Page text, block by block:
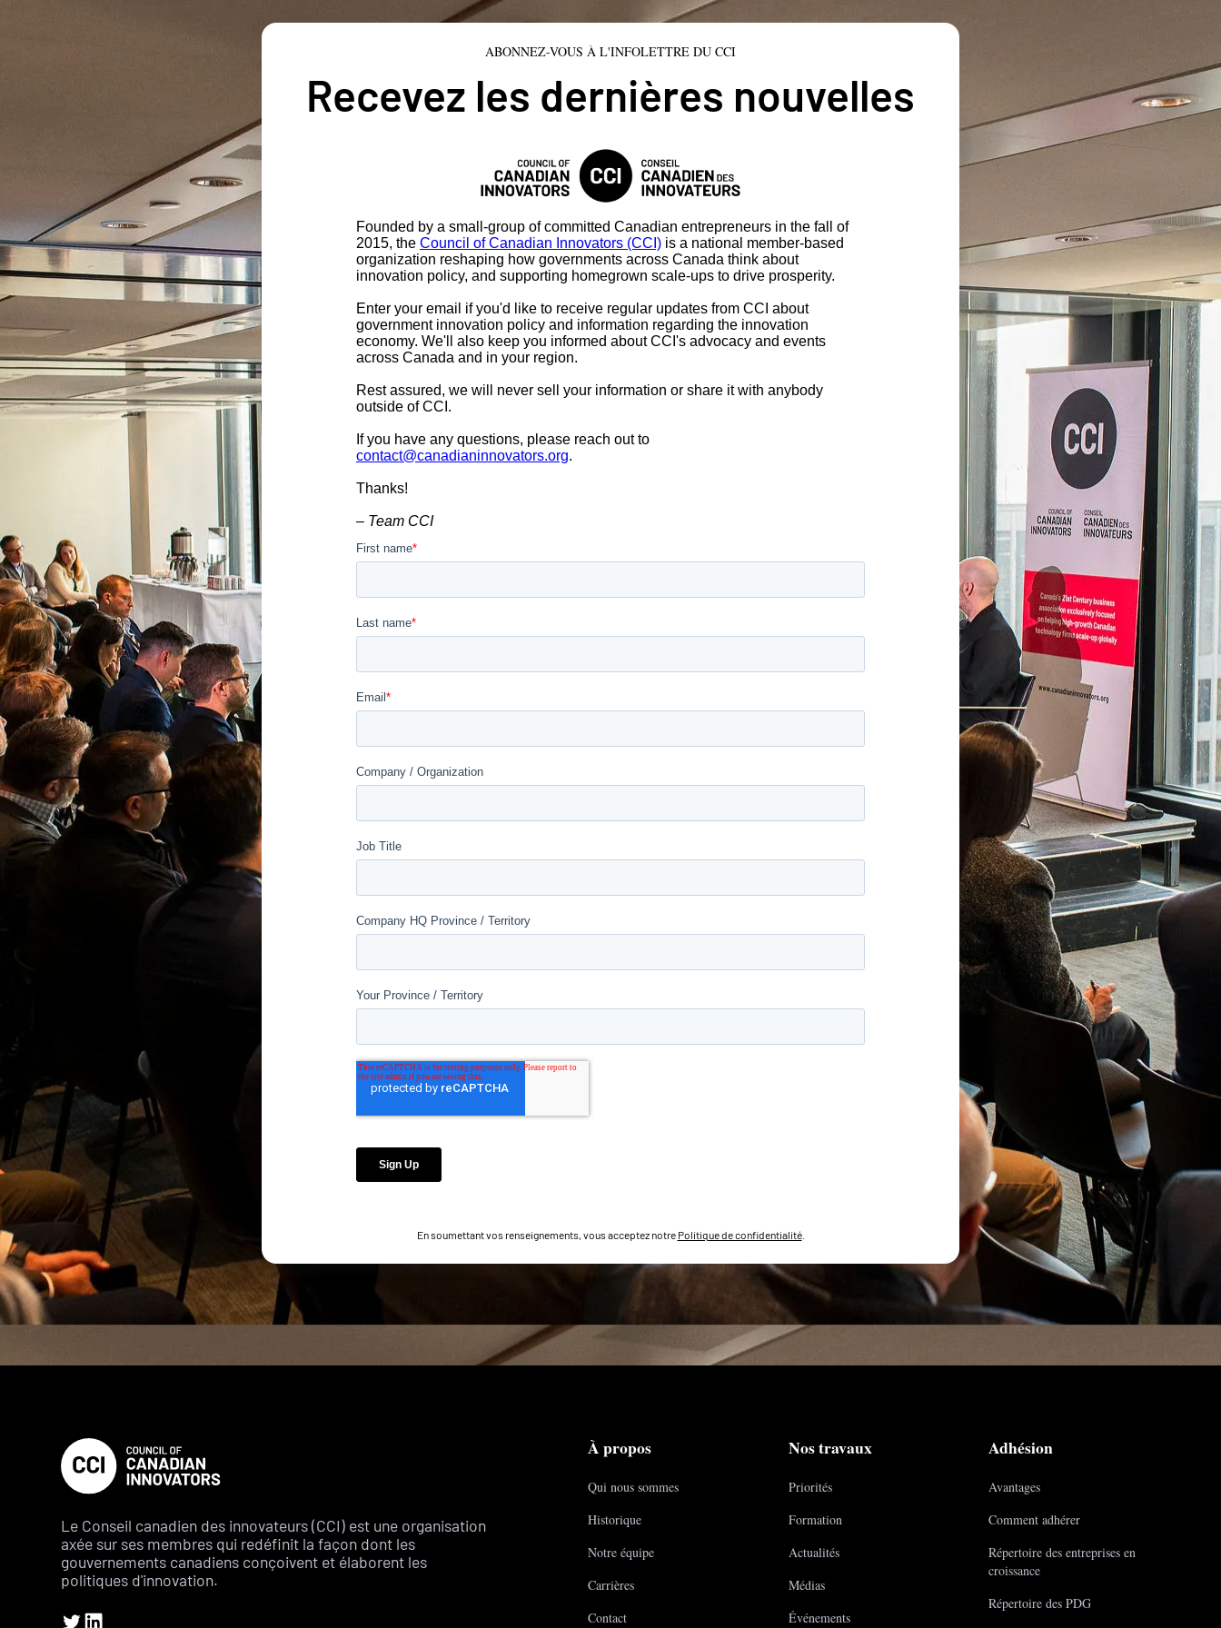
ABONNEZ-VOUS À L'INFOLETTRE DU CCI
Recevez les dernières nouvelles
En soumettant vos renseignements, vous acceptez notre Politique de confidentialité.
Le Conseil canadien des innovateurs (CCI) est une organisation
axée sur ses membres qui redéfinit la façon dont les
gouvernements canadiens conçoivent et élaborent les
politiques d'innovation.
À propos
Qui nous sommes
Historique
Notre équipe
Carrières
Contact
Nos travaux
Priorités
Formation
Actualités
Médias
Événements
Adhésion
Avantages
Comment adhérer
Répertoire des entreprises en
croissance
Répertoire des PDG